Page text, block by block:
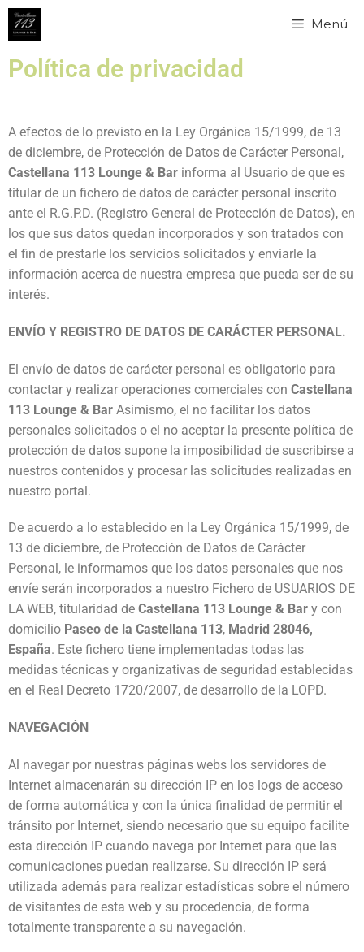
Menú
Política de privacidad
A efectos de lo previsto en la Ley Orgánica 15/1999, de 13
de diciembre, de Protección de Datos de Carácter Personal,
Castellana 113 Lounge & Bar informa al Usuario de que es
titular de un fichero de datos de carácter personal inscrito
ante el R.G.P.D. (Registro General de Protección de Datos), en
los que sus datos quedan incorporados y son tratados con
el fin de prestarle los servicios solicitados y enviarle la
información acerca de nuestra empresa que pueda ser de su
interés.
ENVÍO Y REGISTRO DE DATOS DE CARÁCTER PERSONAL.
El envío de datos de carácter personal es obligatorio para
contactar y realizar operaciones comerciales con Castellana
113 Lounge & Bar Asimismo, el no facilitar los datos
personales solicitados o el no aceptar la presente política de
protección de datos supone la imposibilidad de suscribirse a
nuestros contenidos y procesar las solicitudes realizadas en
nuestro portal.
De acuerdo a lo establecido en la Ley Orgánica 15/1999, de
13 de diciembre, de Protección de Datos de Carácter
Personal, le informamos que los datos personales que nos
envíe serán incorporados a nuestro Fichero de USUARIOS DE
LA WEB, titularidad de Castellana 113 Lounge & Bar y con
domicilio Paseo de la Castellana 113, Madrid 28046,
España. Este fichero tiene implementadas todas las
medidas técnicas y organizativas de seguridad establecidas
en el Real Decreto 1720/2007, de desarrollo de la LOPD.
NAVEGACIÓN
Al navegar por nuestras páginas webs los servidores de
Internet almacenarán su dirección IP en los logs de acceso
de forma automática y con la única finalidad de permitir el
tránsito por Internet, siendo necesario que su equipo facilite
esta dirección IP cuando navega por Internet para que las
comunicaciones puedan realizarse. Su dirección IP será
utilizada además para realizar estadísticas sobre el número
de visitantes de esta web y su procedencia, de forma
totalmente transparente a su navegación.